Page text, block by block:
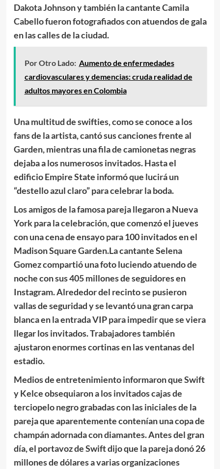
Dakota Johnson y también la cantante Camila
Cabello fueron fotografiados con atuendos de gala
en las calles de la ciudad.
Por Otro Lado: Aumento de enfermedades
cardiovasculares y demencias: cruda realidad de
adultos mayores en Colombia
Una multitud de swifties, como se conoce a los
fans de la artista, cantó sus canciones frente al
Garden, mientras una fila de camionetas negras
dejaba a los numerosos invitados. Hasta el
edificio Empire State informó que lucirá un
“destello azul claro” para celebrar la boda.
Los amigos de la famosa pareja llegaron a Nueva
York para la celebración, que comenzó el jueves
con una cena de ensayo para 100 invitados en el
Madison Square Garden.La cantante Selena
Gomez compartió una foto luciendo atuendo de
noche con sus 405 millones de seguidores en
Instagram. Alrededor del recinto se pusieron
vallas de seguridad y se levantó una gran carpa
blanca en la entrada VIP para impedir que se viera
llegar los invitados. Trabajadores también
ajustaron enormes cortinas en las ventanas del
estadio.
Medios de entretenimiento informaron queSwift
y Kelce obsequiaron a los invitados cajas de
terciopelo negro grabadas con las iniciales de la
pareja que aparentemente contenían una copa de
champán adornada con diamantes. Antes del gran
día, el portavoz de Swift dijo que la pareja donó 26
millones de dólares a varias organizaciones